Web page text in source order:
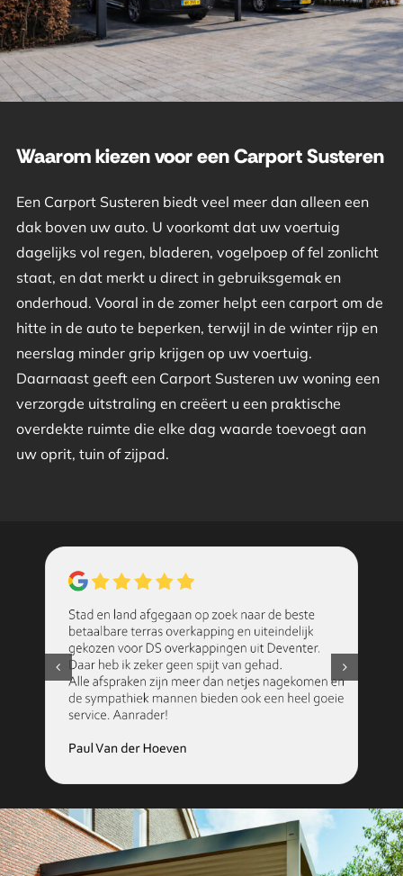
Waarom kiezen voor een Carport Susteren
Een Carport Susteren biedt veel meer dan alleen een
dak boven uw auto. U voorkomt dat uw voertuig
dagelijks vol regen, bladeren, vogelpoep of fel zonlicht
staat, en dat merkt u direct in gebruiksgemak en
onderhoud. Vooral in de zomer helpt een carport om de
hitte in de auto te beperken, terwijl in de winter rijp en
neerslag minder grip krijgen op uw voertuig.
Daarnaast geeft een Carport Susteren uw woning een
verzorgde uitstraling en creëert u een praktische
overdekte ruimte die elke dag waarde toevoegt aan
uw oprit, tuin of zijpad.